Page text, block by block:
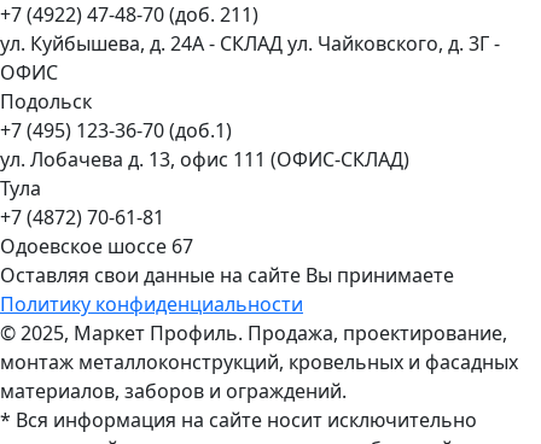
+7 (4922) 47-48-70 (доб. 211)
ул. Куйбышева, д. 24А - СКЛАД ул. Чайковского, д. 3Г -
ОФИС
Подольск
+7 (495) 123-36-70 (доб.1)
ул. Лобачева д. 13, офис 111 (ОФИС-СКЛАД)
Тула
+7 (4872) 70-61-81
Одоевское шоссе 67
Оставляя свои данные на сайте Вы принимаете
Политику конфиденциальности
© 2025, Маркет Профиль. Продажа, проектирование,
монтаж металлоконструкций, кровельных и фасадных
материалов, заборов и ограждений.
* Вся информация на сайте носит исключительно